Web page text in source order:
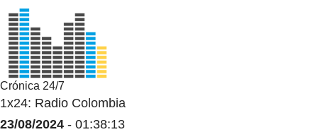
Crónica 24/7
1x24: Radio Colombia
23/08/2024 - 01:38:13